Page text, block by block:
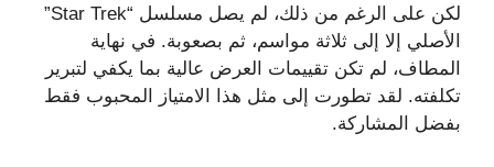
لكن على الرغم من ذلك، لم يصل مسلسل “Star Trek”
الأصلي إلا إلى ثلاثة مواسم، ثم بصعوبة. في نهاية
المطاف، لم تكن تقييمات العرض عالية بما يكفي لتبرير
تكلفته. لقد تطورت إلى مثل هذا الامتياز المحبوب فقط
بفضل المشاركة.